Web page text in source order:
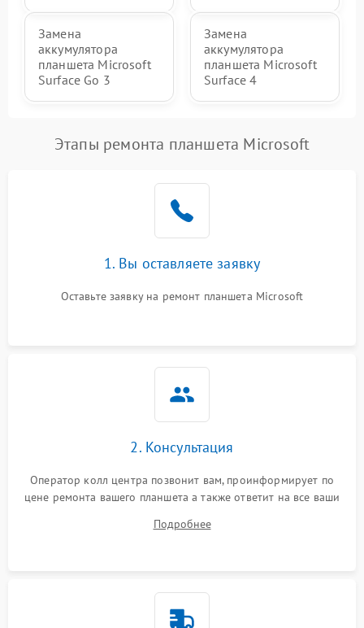
Замена
аккумулятора
планшета Microsoft
Surface Go 3
Замена
аккумулятора
планшета Microsoft
Surface 4
Этапы ремонта планшета Microsoft
1. Вы оставляете заявку
Оставьте заявку на ремонт планшета Microsoft
2. Консультация
Оператор колл центра позвонит вам, проинформирует по
цене ремонта вашего планшета а также ответит на все ваши
Подробнее